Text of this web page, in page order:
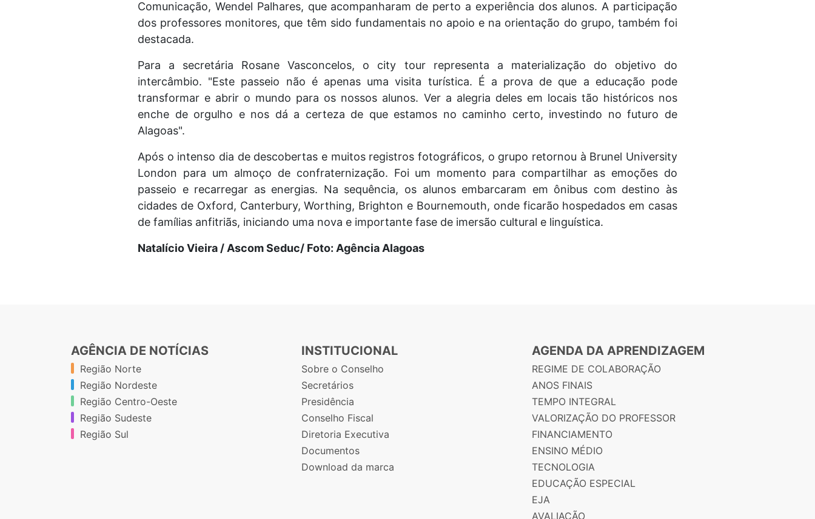
Comunicação, Wendel Palhares, que acompanharam de perto a experiência dos alunos. A participação
dos professores monitores, que têm sido fundamentais no apoio e na orientação do grupo, também foi
destacada.
Para a secretária Rosane Vasconcelos, o city tour representa a materialização do objetivo do
intercâmbio. "Este passeio não é apenas uma visita turística. É a prova de que a educação pode
transformar e abrir o mundo para os nossos alunos. Ver a alegria deles em locais tão históricos nos
enche de orgulho e nos dá a certeza de que estamos no caminho certo, investindo no futuro de
Alagoas".
Após o intenso dia de descobertas e muitos registros fotográficos, o grupo retornou à Brunel University
London para um almoço de confraternização. Foi um momento para compartilhar as emoções do
passeio e recarregar as energias. Na sequência, os alunos embarcaram em ônibus com destino às
cidades de Oxford, Canterbury, Worthing, Brighton e Bournemouth, onde ficarão hospedados em casas
de famílias anfitriãs, iniciando uma nova e importante fase de imersão cultural e linguística.
Natalício Vieira / Ascom Seduc/ Foto: Agência Alagoas
AGÊNCIA DE NOTÍCIAS
Região Norte
Região Nordeste
Região Centro-Oeste
Região Sudeste
Região Sul
INSTITUCIONAL
Sobre o Conselho
Secretários
Presidência
Conselho Fiscal
Diretoria Executiva
Documentos
Download da marca
AGENDA DA APRENDIZAGEM
REGIME DE COLABORAÇÃO
ANOS FINAIS
TEMPO INTEGRAL
VALORIZAÇÃO DO PROFESSOR
FINANCIAMENTO
ENSINO MÉDIO
TECNOLOGIA
EDUCAÇÃO ESPECIAL
EJA
AVALIAÇÃO